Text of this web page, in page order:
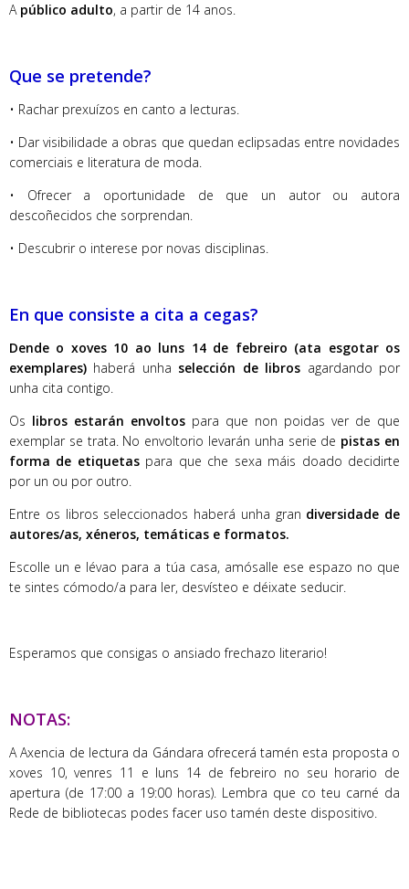
A público adulto, a partir de 14 anos.
Que se pretende?
• Rachar prexuízos en canto a lecturas.
• Dar visibilidade a obras que quedan eclipsadas entre novidades
comerciais e literatura de moda.
• Ofrecer a oportunidade de que un autor ou autora
descoñecidos che sorprendan.
• Descubrir o interese por novas disciplinas.
En que consiste a cita a cegas?
Dende o xoves 10 ao luns 14 de febreiro (ata esgotar os
exemplares) haberá unha selección de libros agardando por
unha cita contigo.
Os libros estarán envoltos para que non poidas ver de que
exemplar se trata. No envoltorio levarán unha serie de pistas en
forma de etiquetaspara que che sexa máis doado decidirte
por un ou por outro.
Entre os libros seleccionados haberá unha gran diversidade de
autores/as, xéneros, temáticas e formatos.
Escolle un e lévao para a túa casa, amósalle ese espazo no que
te sintes cómodo/a para ler, desvísteo e déixate seducir.
Esperamos que consigas o ansiado frechazo literario!
NOTAS:
A Axencia de lectura da Gándara ofrecerá tamén esta proposta o
xoves 10, venres 11 e luns 14 de febreiro no seu horario de
apertura (de 17:00 a 19:00 horas). Lembra que co teu carné da
Rede de bibliotecas podes facer uso tamén deste dispositivo.